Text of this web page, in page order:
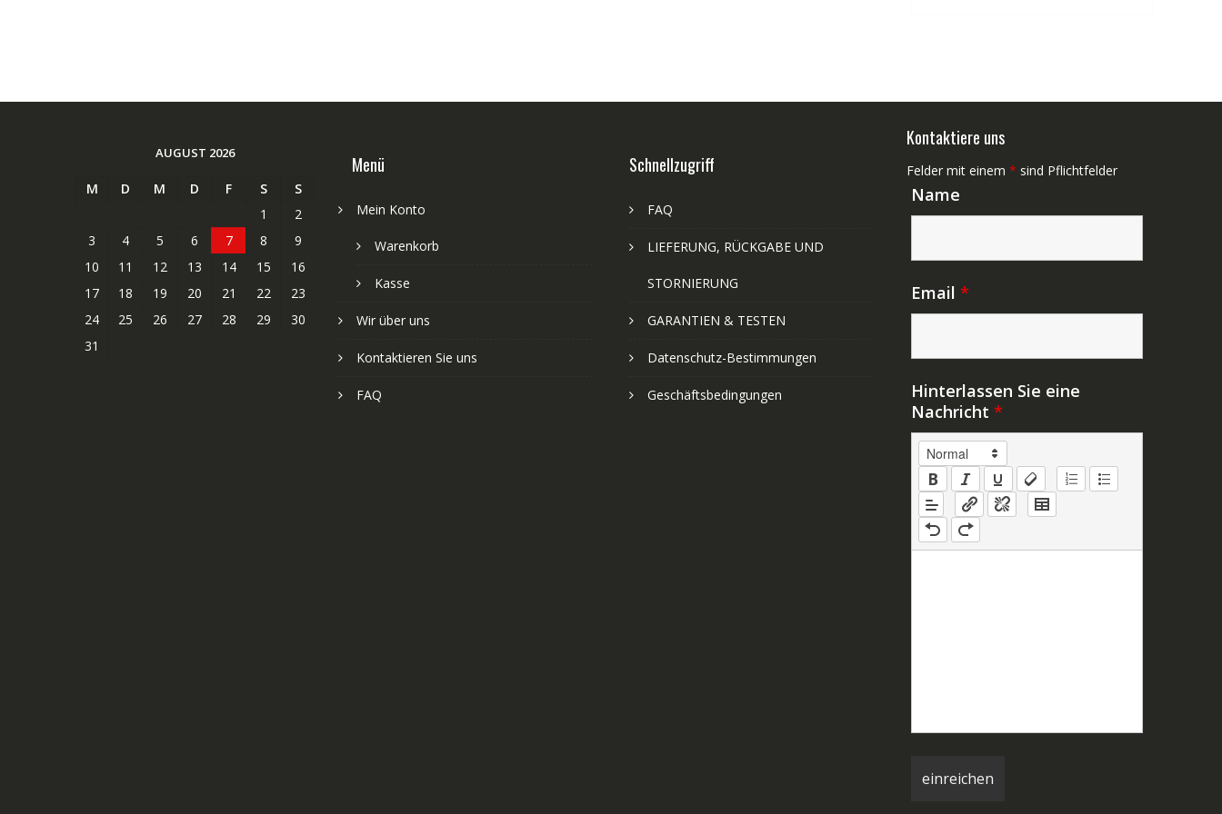
AUGUST 2026
M D M D F S
S
1
2
3
4 5 6 7 8
9
10
11 12 13 14 15
16
17
18 19 20 21 22
23
24
25 26 27 28 29
30
31
Menü
Mein Konto
Warenkorb
Kasse
Wir über uns
Kontaktieren Sie uns
FAQ
Schnellzugriff
FAQ
LIEFERUNG, RÜCKGABE UND
STORNIERUNG
GARANTIEN & TESTEN
Datenschutz-Bestimmungen
Geschäftsbedingungen
Kontaktiere uns
Felder mit einem * sind Pflichtfelder
Name
Email *
Hinterlassen Sie eine
Nachricht *